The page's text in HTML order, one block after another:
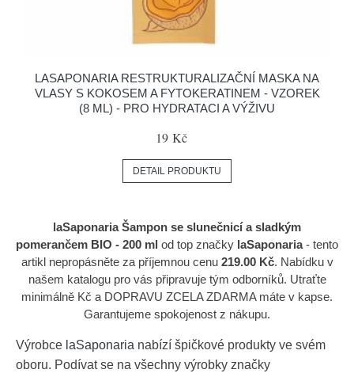
LASAPONARIA RESTRUKTURALIZAČNÍ MASKA NA
VLASY S KOKOSEM A FYTOKERATINEM - VZOREK
(8 ML) - PRO HYDRATACI A VÝŽIVU
19 Kč
DETAIL PRODUKTU
laSaponaria Šampon se slunečnicí a sladkým
pomerančem BIO - 200 ml od top značky laSaponaria- tento
artikl nepropásněte za příjemnou cenu 219.00 Kč. Nabídku v
našem katalogu pro vás připravuje tým odborníků. Utraťte
minimálně Kč a DOPRAVU ZCELA ZDARMA máte v kapse.
Garantujeme spokojenost z nákupu.
Výrobce laSaponaria nabízí špičkové produkty ve svém
oboru. Podívat se na všechny výrobky značky